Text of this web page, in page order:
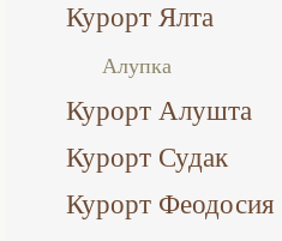
Курорт Ялта
Алупка
Курорт Алушта
Курорт Судак
Курорт Феодосия